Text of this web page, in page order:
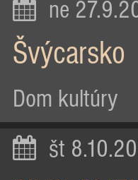
ne
Švýcarsko
Dom kultúry
št